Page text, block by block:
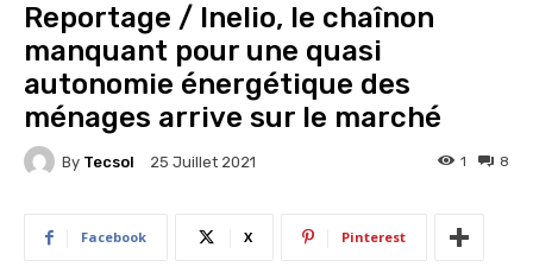
Reportage / Inelio, le chaînon
manquant pour une quasi
autonomie énergétique des
ménages arrive sur le marché
By Tecsol 25 Juillet 2021 8
1
Facebook X Pinterest